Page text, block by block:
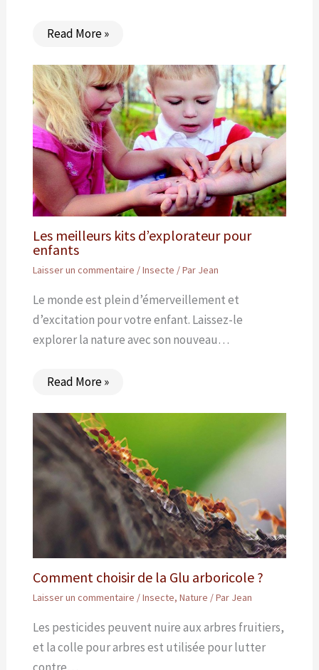
Read More »
Les meilleurs kits d’explorateur pour
enfants
Laisser un commentaire /Insecte / Par Jean
Le monde est plein d’émerveillement et
d’excitation pour votre enfant. Laissez-le
explorer la nature avec son nouveau…
Read More »
Comment choisir de la Glu arboricole ?
Laisser un commentaire /Insecte, Nature / Par Jean
Les pesticides peuvent nuire aux arbres fruitiers,
et la colle pour arbres est utilisée pour lutter